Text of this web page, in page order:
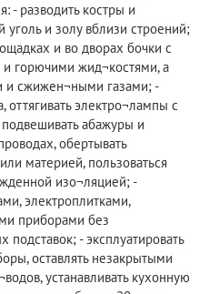
- разводить костры и
и золу вблизи строений;
и во дворах бочки с
горючими жид¬костями, а
и сжижен¬ными газами; -
оттягивать электро¬лампы с
абажуры и
обертывать
материей, пользоваться
изо¬ляцией; -
электроплитками,
приборами без
- эксплуатировать
оставлять незакрытыми
устанавливать кухонную